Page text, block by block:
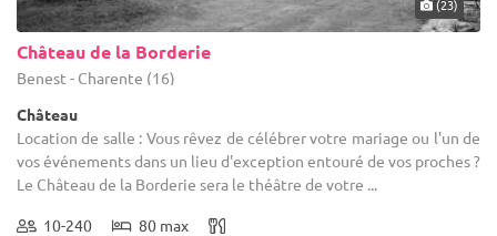
(23)
Château de la Borderie
Benest - Charente (16)
Château
Location de salle : Vous rêvez de célébrer votre mariage ou l'un de
vos événements dans un lieu d'exception entouré de vos proches ?
Le Château de la Borderie sera le théâtre de votre ...
10-240 80 max